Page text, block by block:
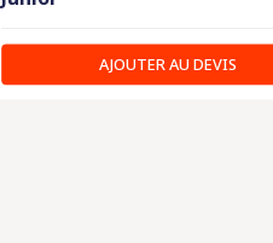
AJOUTER AU DEVIS